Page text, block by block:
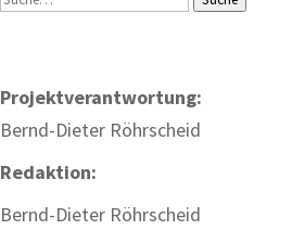
Projektverantwortung:
Bernd-Dieter Röhrscheid
Redaktion:
Bernd-Dieter Röhrscheid